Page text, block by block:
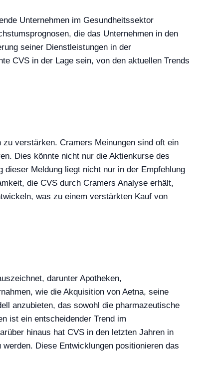
Unternehmen im Gesundheitssektor
die das Unternehmen in den
seiner Dienstleistungen in der
CVS in der Lage sein, von den aktuellen Trends
verstärken. Cramers Meinungen sind oft ein
Dies könnte nicht nur die Aktienkurse des
Meldung liegt nicht nur in der Empfehlung
die CVS durch Cramers Analyse erhält,
was zu einem verstärkten Kauf von
darunter Apotheken,
wie die Akquisition von Aetna, seine
anzubieten, das sowohl die pharmazeutische
ist ein entscheidender Trend im
hinaus hat CVS in den letzten Jahren in
Diese Entwicklungen positionieren das